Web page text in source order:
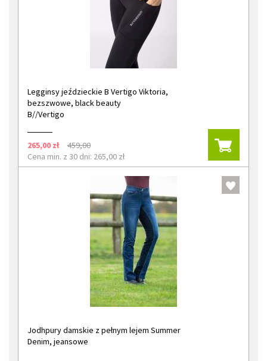
Legginsy jeździeckie B Vertigo Viktoria,
bezszwowe, black beauty
B//Vertigo
265,00 zł
459,00
Cena min. z 30 dni: 265,00 zł
Jodhpury damskie z pełnym lejem Summer
Denim, jeansowe